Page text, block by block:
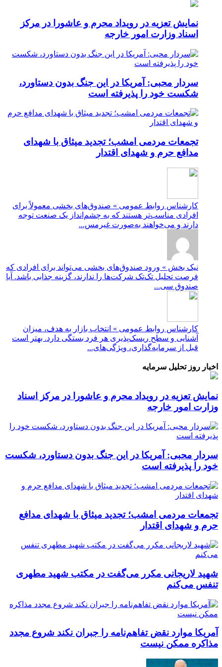
نمایش تعزیه در رویداد محرم و عاشورا در مرکز
اسناد وزارت امور خارجه
سردار محبی: آمریکا در این جنگ بدون دستاورد،
شکست خود را پذیرفته است
تجمعات مردمی امشب؛ تجدید میثاق با شهدای
مدافع حرم و شهدای اقتدار
کارشناس روابط عمومی » صندوق‌های بخشی معمولاً برای
افرادی مناسب‌تر هستند که به چشم‌انداز یک صنعت توجه
دارند و می‌خواهند به‌صورت غیرمس...
نیک بخش » ورود صندوق‌های بخشی می‌تواند برای افرادی که
فرصت تحلیل تک‌تک شرکت‌ها را ندارند، گزینه جذابی باشد. آیا
صندوق سی...
کارشناس روابط عمومی » انتخاب بازار به هدف، میزان
آشنایی و سطح ریسک‌پذیری هر فرد بستگی دارد. بهتر است
قبل از سرمایه‌گذاری، ویژگی‌های...
اخبار روز تحلیل سرمایه
نمایش تعزیه در رویداد محرم و عاشورا در مرکز اسناد
وزارت امور خارجه
سردار محبی: آمریکا در این جنگ بدون دستاورد، شکست
خود را پذیرفته است
تجمعات مردمی امشب؛ تجدید میثاق با شهدای مدافع
حرم و شهدای اقتدار
شهید لاریجانی مکرر می‌گفت در مکتب شهید مطهری
تنفس می‌کنم
آمریکا موارد نقض تفاهم‌نامه را جبران نکند شروع مجدد
مذاکره ممکن نیست